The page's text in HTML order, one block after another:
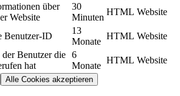
über
Website
30
Minuten
HTML Website
Benutzer-ID
13
Monate
HTML Website
Benutzer die
hat
6
Monate
HTML Website
Alle Cookies akzeptieren